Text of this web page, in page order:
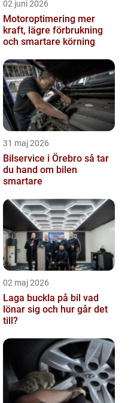
02 juni 2026
Motoroptimering mer
kraft, lägre förbrukning
och smartare körning
31 maj 2026
Bilservice i Örebro så tar
du hand om bilen
smartare
02 maj 2026
Laga buckla på bil vad
lönar sig och hur går det
till?